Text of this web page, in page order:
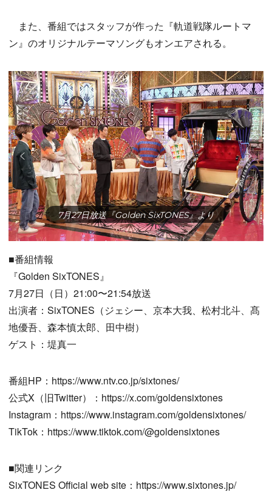
また、番組ではスタッフが作った『軌道戦隊ルートマ
ン』のオリジナルテーマソングもオンエアされる。
7月27日放送『Golden SixTONES』より
■番組情報
『Golden SixTONES』
7月27日（日）21:00〜21:54放送
出演者：SixTONES（ジェシー、京本大我、松村北斗、髙
地優吾、森本慎太郎、田中樹）
ゲスト：堤真一
番組HP：https://www.ntv.co.jp/sixtones/
公式X（旧Twitter）：https://x.com/goldensixtones
Instagram：https://www.instagram.com/goldensixtones/
TikTok：https://www.tiktok.com/@goldensixtones
■関連リンク
SixTONES Official web site：https://www.sixtones.jp/